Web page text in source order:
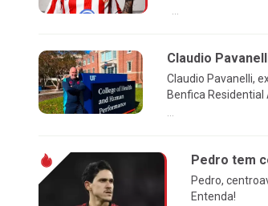
Claudio
Claudio Pavanelli,
Benfica Residential
...
Pedro tem
Pedro,
Entenda!